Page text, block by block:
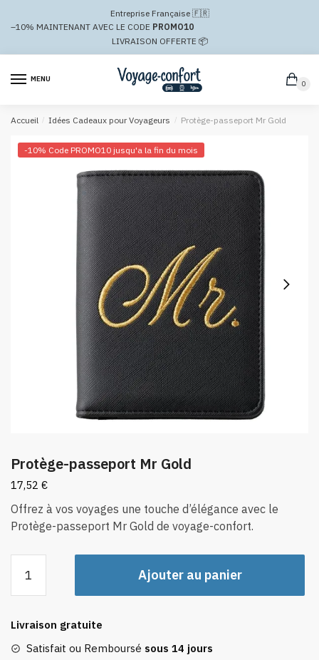
navigation
Entreprise Française 🇫🇷
–10% MAINTENANT AVEC LE CODE PROMO10
LIVRAISON OFFERTE 📦
MENU
0
Accueil / Idées Cadeaux pour Voyageurs / Protège-passeport Mr Gold
-10% Code PROMO10 jusqu'a la fin du mois
Protège-passeport Mr Gold
17,52 €
Offrez à vos voyages une touche d’élégance avec le
Protège-passeport Mr Gold de voyage-confort.
Protège-
Mr
Gold
Ajouter au panier
Livraison gratuite
Satisfait ou Remboursé sous 14 jours